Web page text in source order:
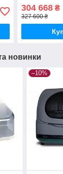
304 668₴
327 600 ₴
новинки
–10%